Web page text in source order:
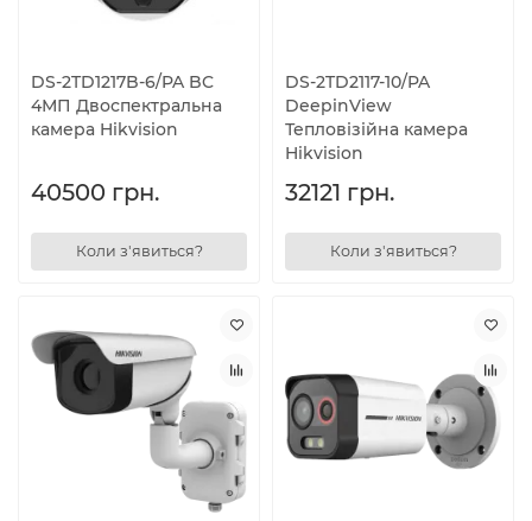
DS-2TD1217B-6/PA BC
4МП Двоспектральна
камера Hikvision
40500 грн.
Коли з'явиться?
DS-2TD2117-10/PA
DeepinView
Тепловізійна камера
Hikvision
32121 грн.
Коли з'явиться?